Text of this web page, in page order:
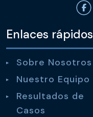
Enlaces rápidos
Sobre Nosotros
Nuestro Equipo
Resultados de
Casos